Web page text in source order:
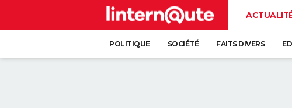
POLITIQUE SOCIÉTÉ FAITS DIVERS